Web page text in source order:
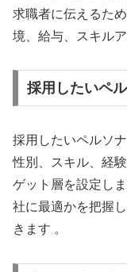
求職者に伝えるた
境、給与、スキル
採用したいペ
採用したいペルソ
性別、スキル、経
ゲット層を設定し
社に最適かを把握
きます 。